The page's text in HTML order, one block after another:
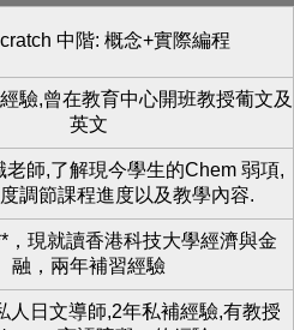
中階: 概念+實際編程
驗,曾在教育中心開班教授葡文及
英文
老師,了解現今學生的Chem 弱項,
調節課程進度以及教學內容.
，現就讀香港科技大學經濟與金
融，兩年補習經驗
人日文導師,2年私補經驗,有教授